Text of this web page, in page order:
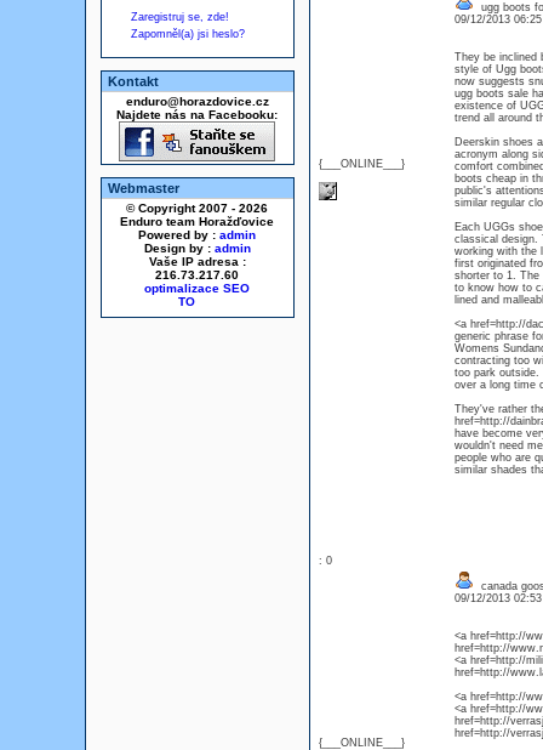
Zaregistruj se, zde!
Zapomněl(a) jsi heslo?
Kontakt
enduro@horazdovice.cz
Najdete nás na Facebooku:
Webmaster
© Copyright 2007 - 2026
Enduro team Horažďovice
Powered by : admin
Design by : admin
Vaše IP adresa :
216.73.217.60
optimalizace SEO
{___ONLINE___}
ugg boots
09/12/2013
They be inclined
style of Ugg
now suggests
ugg boots sale
existence of
trend all around
Deerskin shoes
acronym along
comfort
boots cheap in
public's
similar regular
Each UGGs
classical design.
working with the
first originated
shorter to 1. The
to know how to
lined and
<a href=http://
generic phrase
Womens
contracting too
too park outside.
over a long time
They've rather
href=http://
have become
wouldn't need
people who are
similar shades
: 0
{___ONLINE___}
canada
09/12/2013
<a href=http://
href=http://
<a href=http://
href=http://
<a href=http://
<a href=http://
href=http://
href=http://